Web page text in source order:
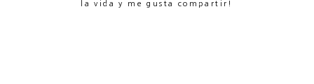
la vida y me gusta compartir!